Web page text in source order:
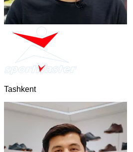
Tashkent